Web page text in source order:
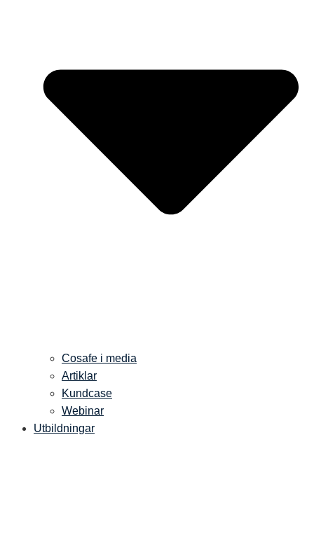
Cosafe i media
Artiklar
Kundcase
Webinar
Utbildningar